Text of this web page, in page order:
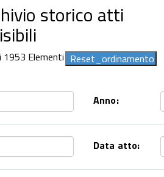
storico atti
Elementi
Anno:
Data atto: